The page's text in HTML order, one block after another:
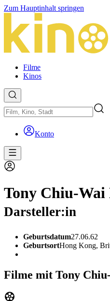
Zum Hauptinhalt springen
Filme
Kinos
Konto
Tony Chiu-Wai
Darsteller:in
Geburtsdatum27.06.62
GeburtsortHong Kong,
Filme mit Tony